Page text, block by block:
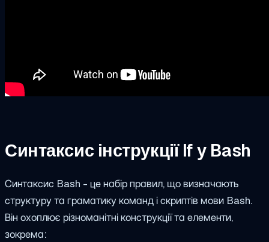
Синтаксис інструкції If у Bash
Синтаксис Bash - це набір правил, що визначають
структуру та граматику команд і скриптів мови Bash.
Він охоплює різноманітні конструкції та елементи,
зокрема: